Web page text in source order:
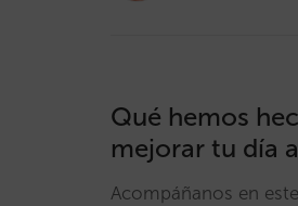
Qué hemos
mejorar tu día
Acompáñanos en